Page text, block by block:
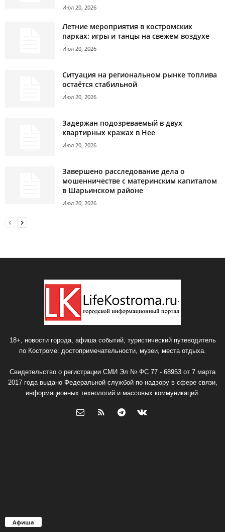
Июл 20, 2026
Летние мероприятия в костромских
парках: игры и танцы на свежем воздухе
Июл 20, 2026
Ситуация на региональном рынке топлива
остаётся стабильной
Июл 20, 2026
Задержан подозреваемый в двух
квартирных кражах в Нее
Июл 20, 2026
Завершено расследование дела о
мошенничестве с материнским капиталом
в Шарьинском районе
Июл 20, 2026
18+, новости города, афиша событий, туристический путеводитель
по Костроме: достопримечательности, музеи, места отдыха.
Свидетельство о регистрации СМИ Эл № ФС 77 - 68953 от 7 марта
2017 года выдано Федеральной службой по надзору в сфере связи,
информационных технологий и массовых коммуникаций.
Афиша